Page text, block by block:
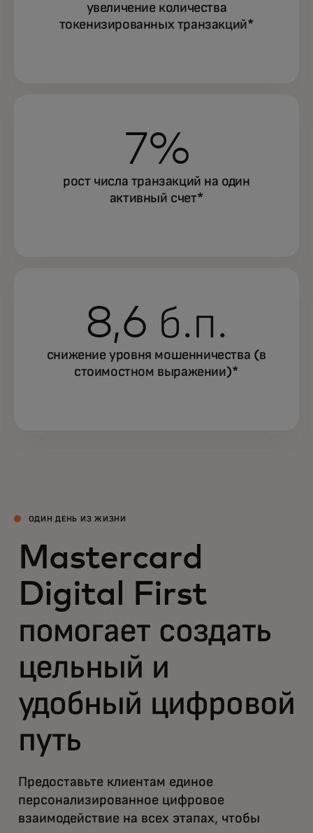
увеличение количества
токенизированных транзакций*
7%
рост числа транзакций на один
активный счет*
8,6 б.п.
снижение уровня мошенничества (в
стоимостном выражении)*
ОДИН ДЕНЬ ИЗ ЖИЗНИ
Mastercard
Digital First
помогает создать
цельный и
удобный цифровой
путь
Предоставьте клиентам единое
персонализированное цифровое
взаимодействие на всех этапах, чтобы